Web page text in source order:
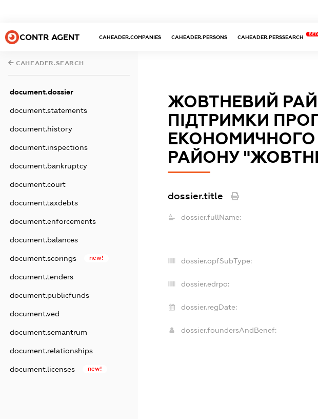
CONTR AGENT CAHEADER.COMPANIES CAHEADER.PERSONS CAHEADER.PERSSEARCH
CAHEADER.SEARCH
document.dossier
document.statements
document.history
document.inspections
document.bankruptcy
document.court
document.taxdebts
document.enforcements
document.balances
document.scorings new!
document.tenders
document.publicfunds
document.ved
document.semantrum
document.relationships
document.licenses new!
ЖОВТНЕВИЙ
ПІДТРИМКИ
РАЙОНУ
dossier.title
dossier.fullName:
dossier.opfSubType:
dossier.edrpo:
dossier.regDate:
dossier.foundersAndBenef: